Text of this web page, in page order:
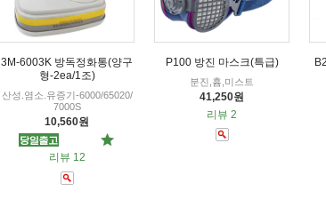
3M-6003K 방독정화통(양구
형-2ea/1조)
산성.염소.유증기-6000/65020/
7000S
10,560원
리뷰 12
P100 방진 마스크(특급)
분진,흄,미스트
41,250원
리뷰 2